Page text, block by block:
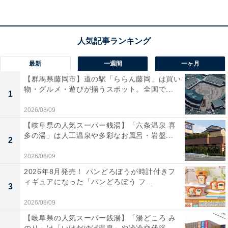
楽天トラベルでホテルを見る
最新 一週間 一ヶ月
1
【群馬県藤岡市】道の駅「ららん藤岡」は買い
物・グルメ・遊びが揃うスポット。全国で...
2026/08/09
2
【岐阜県の人気スーパー銭湯】「六条温泉 喜
多の湯」は人工温泉や多彩なお風呂・岩盤...
2026/08/09
3
2026年8月発売！ パンどろぼうが時計付きフ
ィギュアになった「パンどろぼう フ...
2026/08/09
【岐阜県の人気スーパー銭湯】「湯どころ み